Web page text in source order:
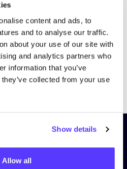
content and ads, to
and to analyse our traffic.
about your use of our site with
and analytics partners who
information that you’ve
collected from your use
Show details
Allow all
PreviousNext
nieuwsbrief